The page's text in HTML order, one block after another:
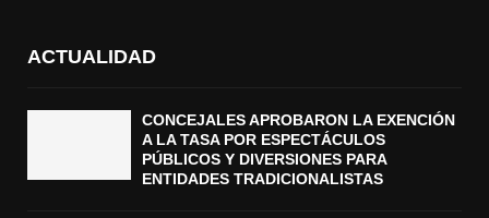
ACTUALIDAD
CONCEJALES APROBARON LA EXENCIÓN
A LA TASA POR ESPECTÁCULOS
PÚBLICOS Y DIVERSIONES PARA
ENTIDADES TRADICIONALISTAS